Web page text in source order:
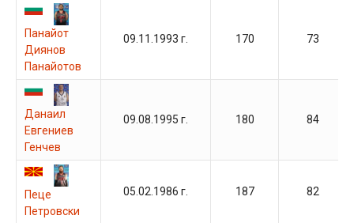
Панайот
Диянов
Панайотов
09.11.1993 г. 170 73
Данаил
Евгениев
Генчев
09.08.1995 г. 180 84
Пеце
Петровски
05.02.1986 г. 187 82